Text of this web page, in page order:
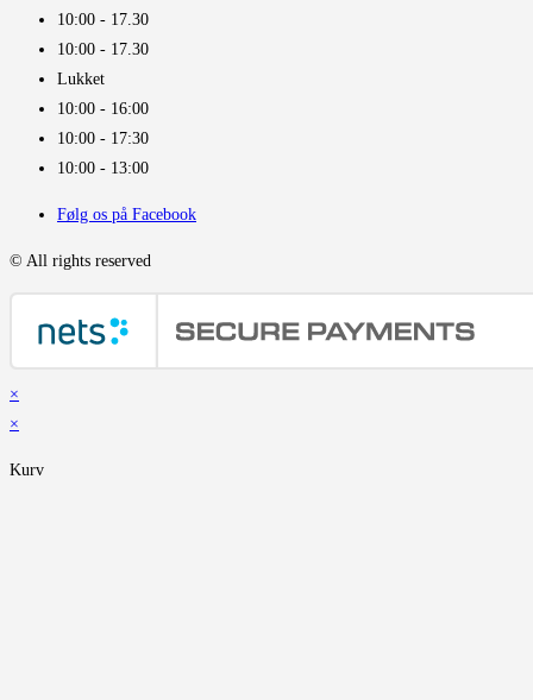
10:00 - 17.30​
10:00 - 17.30​
Lukket
10:00 - 16:00​
10:00 - 17:30
10:00 - 13:00
Følg os på Facebook
© All rights reserved
×
×
Kurv